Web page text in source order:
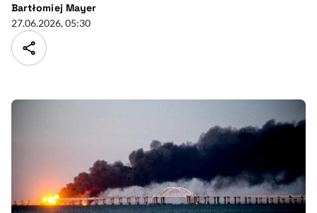
Deklaracja dostępności
Bartłomiej Mayer- autor artykułu - profil
27.06.2026, 05:30